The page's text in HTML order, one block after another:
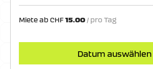
Miete abCHF15.00
Datum auswählen